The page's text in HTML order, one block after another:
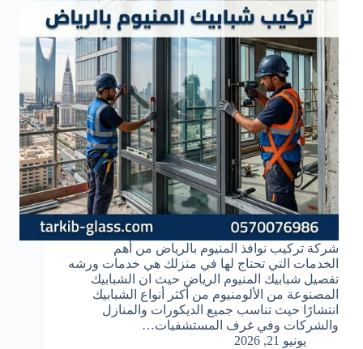
شركة تركيب نوافذ المنيوم بالرياض من أهم
الخدمات التي تحتاج لها في منزلك هي خدمات ورشه
تفصيل شبابيك المنيوم الرياض حيث ان الشبابيك
المصنوعة من الألومنيوم من أكثر أنواع الشبابيك
انتشارًا حيث تناسب جميع الديكورات والمنازل
والشركات وفي غرف المستشفيات…
يونيو 21, 2026